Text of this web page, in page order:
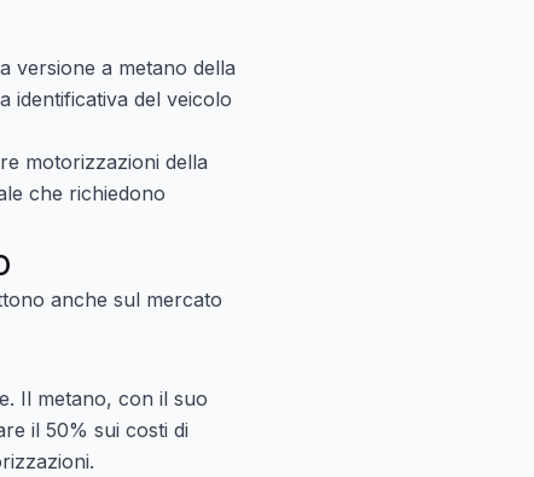
versione a metano della
identificativa del veicolo
motorizzazioni della
che richiedono
anche sul mercato
Il metano, con il suo
il 50% sui costi di